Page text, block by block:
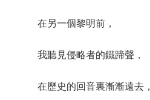
在另一個黎明前，
我聽見侵略者的鐵蹄聲，
在歷史的回音裏漸漸遠去，